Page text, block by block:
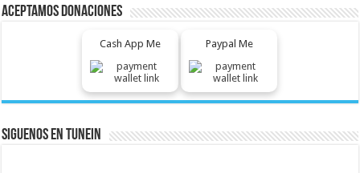
Aceptamos Donaciones
Cash App Me Paypal Me
Siguenos En Tunein